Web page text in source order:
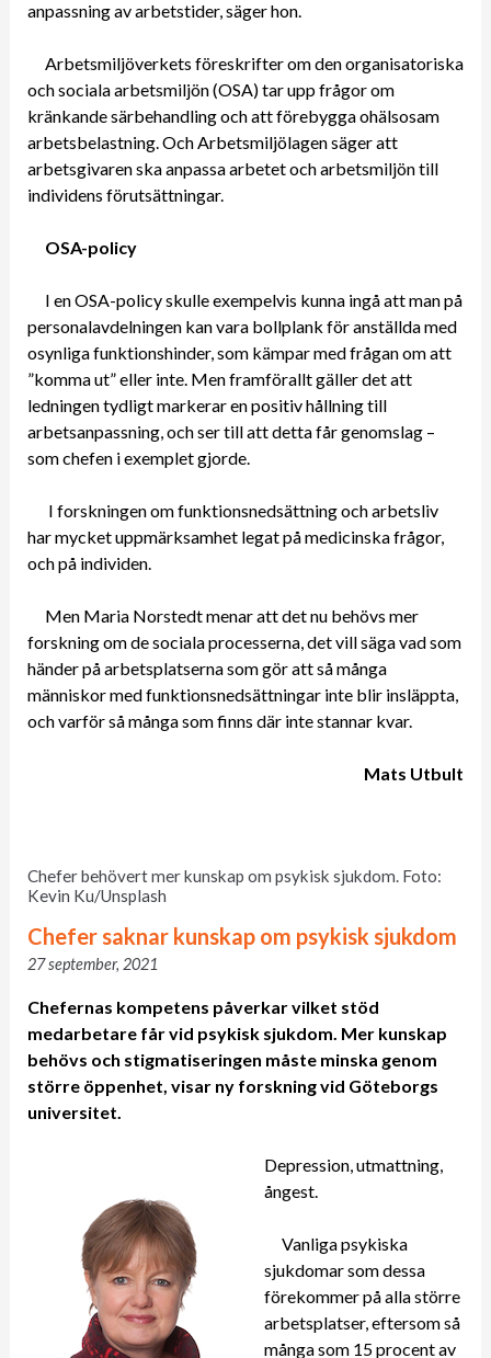
anpassning av arbetstider, säger hon.
Arbetsmiljöverkets föreskrifter om den organisatoriska
och sociala arbetsmiljön (OSA) tar upp frågor om
kränkande särbehandling och att förebygga ohälsosam
arbetsbelastning. Och Arbetsmiljölagen säger att
arbetsgivaren ska anpassa arbetet och arbetsmiljön till
individens förutsättningar.
OSA-policy
I en OSA-policy skulle exempelvis kunna ingå att man på
personalavdelningen kan vara bollplank för anställda med
osynliga funktionshinder, som kämpar med frågan om att
”komma ut” eller inte. Men framförallt gäller det att
ledningen tydligt markerar en positiv hållning till
arbetsanpassning, och ser till att detta får genomslag –
som chefen i exemplet gjorde.
I forskningen om funktionsnedsättning och arbetsliv
har mycket uppmärksamhet legat på medicinska frågor,
och på individen.
Men Maria Norstedt menar att det nu behövs mer
forskning om de sociala processerna, det vill säga vad som
händer på arbetsplatserna som gör att så många
människor med funktionsnedsättningar inte blir insläppta,
och varför så många som finns där inte stannar kvar.
Mats Utbult
Chefer behövert mer kunskap om psykisk sjukdom. Foto:
Kevin Ku/Unsplash
Chefer saknar kunskap om psykisk sjukdom
27 september, 2021
Chefernas kompetens påverkar vilket stöd
medarbetare får vid psykisk sjukdom. Mer kunskap
behövs och stigmatiseringen måste minska genom
större öppenhet, visar ny forskning vid Göteborgs
universitet.
Depression, utmattning,
ångest.
Vanliga psykiska
sjukdomar som dessa
förekommer på alla större
arbetsplatser, eftersom så
många som 15 procent av